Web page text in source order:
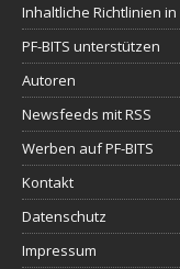
Inhaltliche Richtlinien in
PF-BITS unterstützen
Autoren
Newsfeeds mit RSS
Werben auf PF-BITS
Kontakt
Datenschutz
Impressum